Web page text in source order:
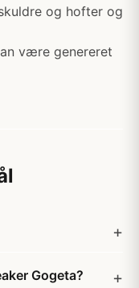
og hofter og
være genereret
Gogeta?